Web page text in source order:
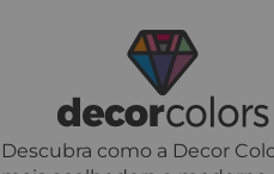
Descubra como a Decor